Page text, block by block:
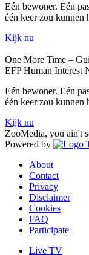
Eén bewoner. Eén
één keer zou
Kijk nu
One More Time –
EFP Human Interest
Eén bewoner. Eén
één keer zou
Kijk nu
ZooMedia, you ain't
Powered by
About
Contact
Privacy
Disclaimer
Cookies
FAQ
Participate
Live TV